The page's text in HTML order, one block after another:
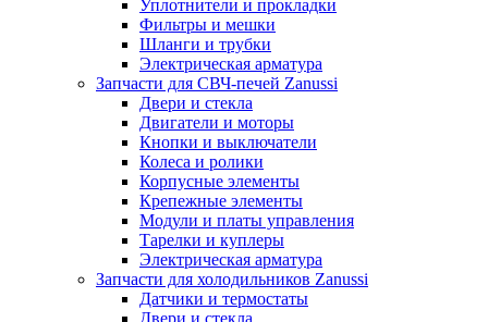
Уплотнители и прокладки
Фильтры и мешки
Шланги и трубки
Электрическая арматура
Запчасти для СВЧ-печей Zanussi
Двери и стекла
Двигатели и моторы
Кнопки и выключатели
Колеса и ролики
Корпусные элементы
Крепежные элементы
Модули и платы управления
Тарелки и куплеры
Электрическая арматура
Запчасти для холодильников Zanussi
Датчики и термостаты
Двери и стекла